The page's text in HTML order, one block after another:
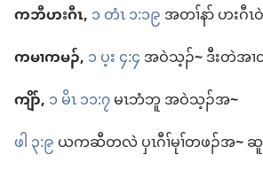
ကဘီ​ဟးဂီၤ,၁ တံၤ ၁:၁၉အ​တၢ်နာ် ဟးဂီၤ​
ကမၢ​ကမၣ်,၁ ပ့း ၄:၄အဝဲသ့ၣ်~ဒီး​တဲ​အ
ကျိာ်,၁ မိၤ ၁၁:၇မၤ​ဘံဘူ အဝဲသ့ၣ်​အ~
ဖါ ၃:၉ယ​က​ဆီတလဲ ပှၤ​ဂီၢ်မုၢ်​တဖၣ်​အ~ဆူ